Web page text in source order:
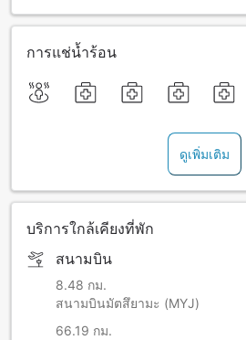
การแช่น้ำร้อน
ดูเพิ่มเติม
บริการใกล้เคียงที่พัก
สนามบิน
8.48 กม.
สนามบินมัตสึยามะ (MYJ)
66.19 กม.